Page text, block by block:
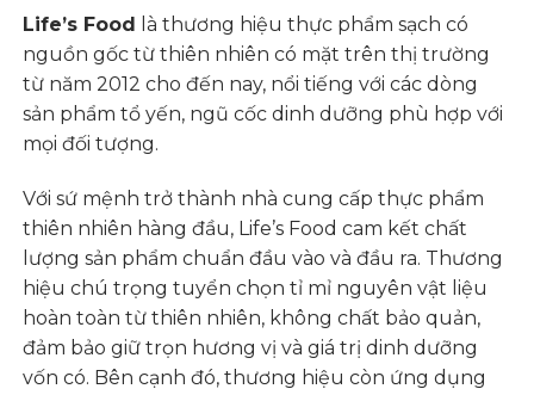
Life’s Food
là thương hiệu thực phẩm sạch có
nguồn gốc từ thiên nhiên có mặt trên thị trường
từ năm 2012 cho đến nay, nổi tiếng với các dòng
sản phẩm tổ yến, ngũ cốc dinh dưỡng phù hợp với
mọi đối tượng.
Với sứ mệnh trở thành nhà cung cấp thực phẩm
thiên nhiên hàng đầu, Life’s Food cam kết chất
lượng sản phẩm chuẩn đầu vào và đầu ra. Thương
hiệu chú trọng tuyển chọn tỉ mỉ nguyên vật liệu
hoàn toàn từ thiên nhiên, không chất bảo quản,
đảm bảo giữ trọn hương vị và giá trị dinh dưỡng
vốn có. Bên cạnh đó, thương hiệu còn ứng dụng